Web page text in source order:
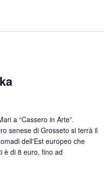
a “Cassero in Arte”.
senese di Grosseto si terrà il
dell'Est europeo che
è di 8 euro, fino ad